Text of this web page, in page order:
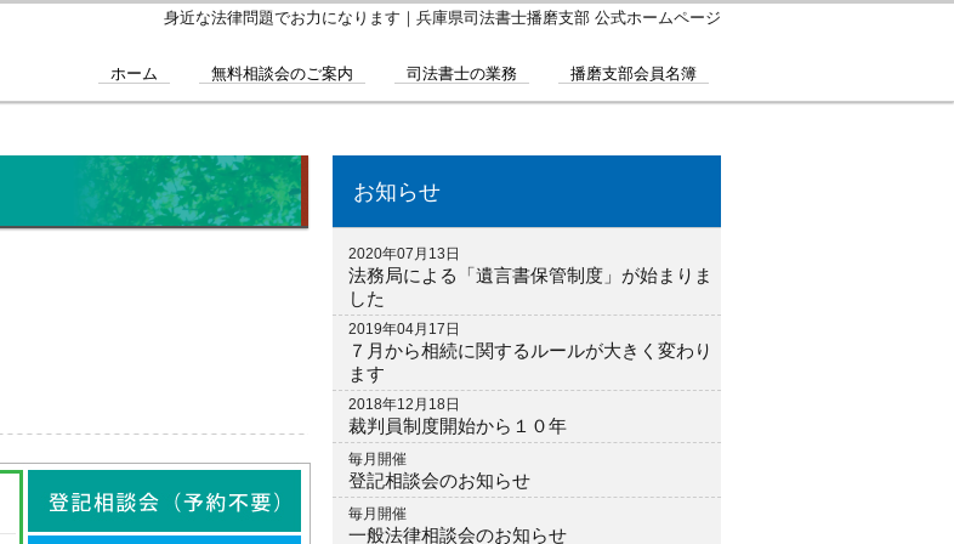
身近な法律問題でお力になります｜兵庫県司法書士播磨支部 公式ホームページ
ホーム 無料相談会のご案内 司法書士の業務 播磨支部会員名簿
お知らせ
2020年07月13日
法務局による「遺言書保管制度」が始まりま
した
2019年04月17日
７月から相続に関するルールが大きく変わり
ます
2018年12月18日
裁判員制度開始から１０年
毎月開催
登記相談会のお知らせ
毎月開催
一般法律相談会のお知らせ